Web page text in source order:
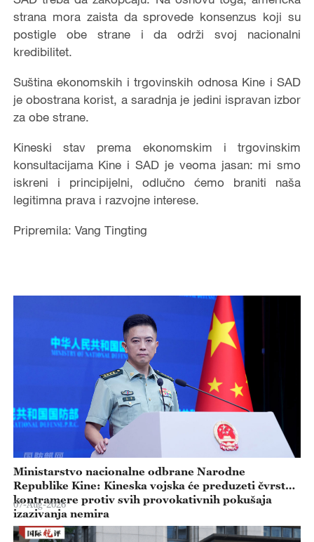
strana mora zaista da sprovede konsenzus koji su
postigle obe strane i da održi svoj nacionalni
kredibilitet.
Suština ekonomskih i trgovinskih odnosa Kine i SAD
je obostrana korist, a saradnja je jedini ispravan izbor
za obe strane.
Kineski stav prema ekonomskim i trgovinskim
konsultacijama Kine i SAD je veoma jasan: mi smo
iskreni i principijelni, odlučno ćemo braniti naša
legitimna prava i razvojne interese.
Pripremila: Vang Tingting
Ministarstvo nacionalne odbrane Narodne
Republike Kine: Kineska vojska će preduzeti čvrste
kontramere protiv svih provokativnih pokušaja
izazivanja nemira
07-Aug-2026